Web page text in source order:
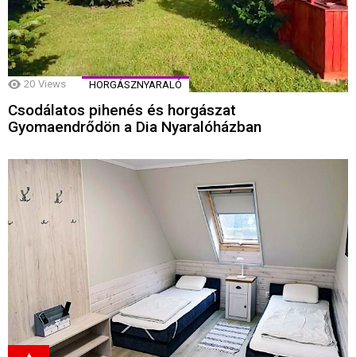
20 Views HORGÁSZNYARALÓ
Csodálatos pihenés és horgászat
Gyomaendrődön a Dia Nyaralóházban